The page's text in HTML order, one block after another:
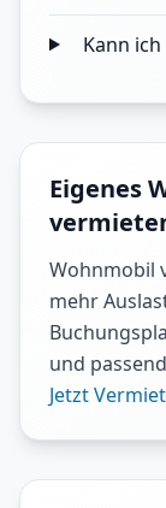
Kann
Eigenes
Wohnmobil
mehr
und
Jetzt